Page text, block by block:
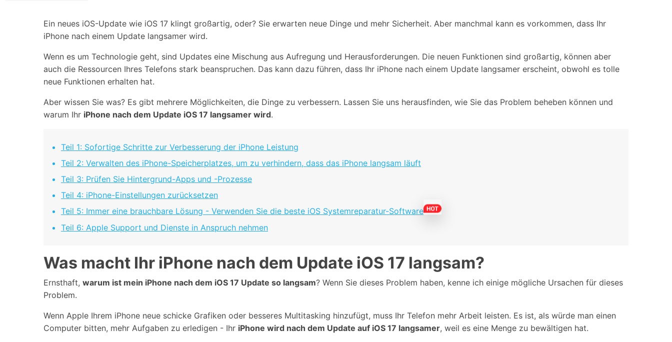
Android-Systemreparatur
iOS-Systemreparatur
Telefondatenlöscher
Telefon-zu-Telefon-
Übertragung
GPS-
Standortwechsler
WhatsApp-Marketinglösungen
GB WhatsApp-Übertragung & -Sicherung
Leitfaden zum Weiterverkauf alter Smartphones
Jetzt online starten
Mobiltelefone.
Entdecken Sie die kostenlosen Funktionen
Ersteinrichtung.
Rabatte und akademische Lizenzen
Wir helfen Ihnen gerne bei technischen Fragen oder
Ein neues iOS-Update wie iOS 17 klingt großartig, oder? Sie erwarten neue Dinge und mehr Sicherheit. Aber manchmal kann es vorkommen, dass Ihr
iPhone nach einem Update langsamer wird.
Wenn es um Technologie geht, sind Updates eine Mischung aus Aufregung und Herausforderungen. Die neuen Funktionen sind großartig, können aber
auch die Ressourcen Ihres Telefons stark beanspruchen. Das kann dazu führen, dass Ihr iPhone nach einem Update langsamer erscheint, obwohl es tolle
neue Funktionen erhalten hat.
Aber wissen Sie was? Es gibt mehrere Möglichkeiten, die Dinge zu verbessern. Lassen Sie uns herausfinden, wie Sie das Problem beheben können und
warum Ihr iPhone nach dem Update iOS 17 langsamer wird.
Teil 1: Sofortige Schritte zur Verbesserung der iPhone Leistung
Teil 2: Verwalten des iPhone-Speicherplatzes, um zu verhindern, dass das iPhone langsam läuft
Teil 3: Prüfen Sie Hintergrund-Apps und -Prozesse
Teil 4: iPhone-Einstellungen zurücksetzen
Teil 5: Immer eine brauchbare Lösung - Verwenden Sie die beste iOS Systemreparatur-Software
Teil 6: Apple Support und Dienste in Anspruch nehmen
Was macht Ihr iPhone nach dem Update iOS 17 langsam?
Ernsthaft, warum ist mein iPhone nach dem iOS 17 Update so langsam? Wenn Sie dieses Problem haben, kenne ich einige mögliche Ursachen für dieses
Problem.
Wenn Apple Ihrem iPhone neue schicke Grafiken oder besseres Multitasking hinzufügt, muss Ihr Telefon mehr Arbeit leisten. Es ist, als würde man einen
Computer bitten, mehr Aufgaben zu erledigen - Ihr iPhone wird nach dem Update auf iOS 17 langsamer, weil es eine Menge zu bewältigen hat.